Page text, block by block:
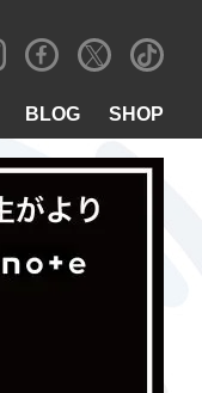
BLOG SHOP